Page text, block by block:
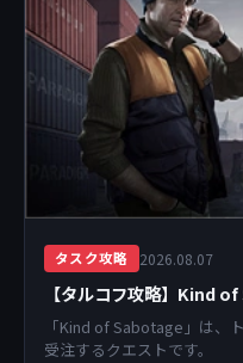
タスク攻略 2026.08.07
【タルコフ攻略】Kind
「Kind of Sabotage」は、
受注するクエストです。